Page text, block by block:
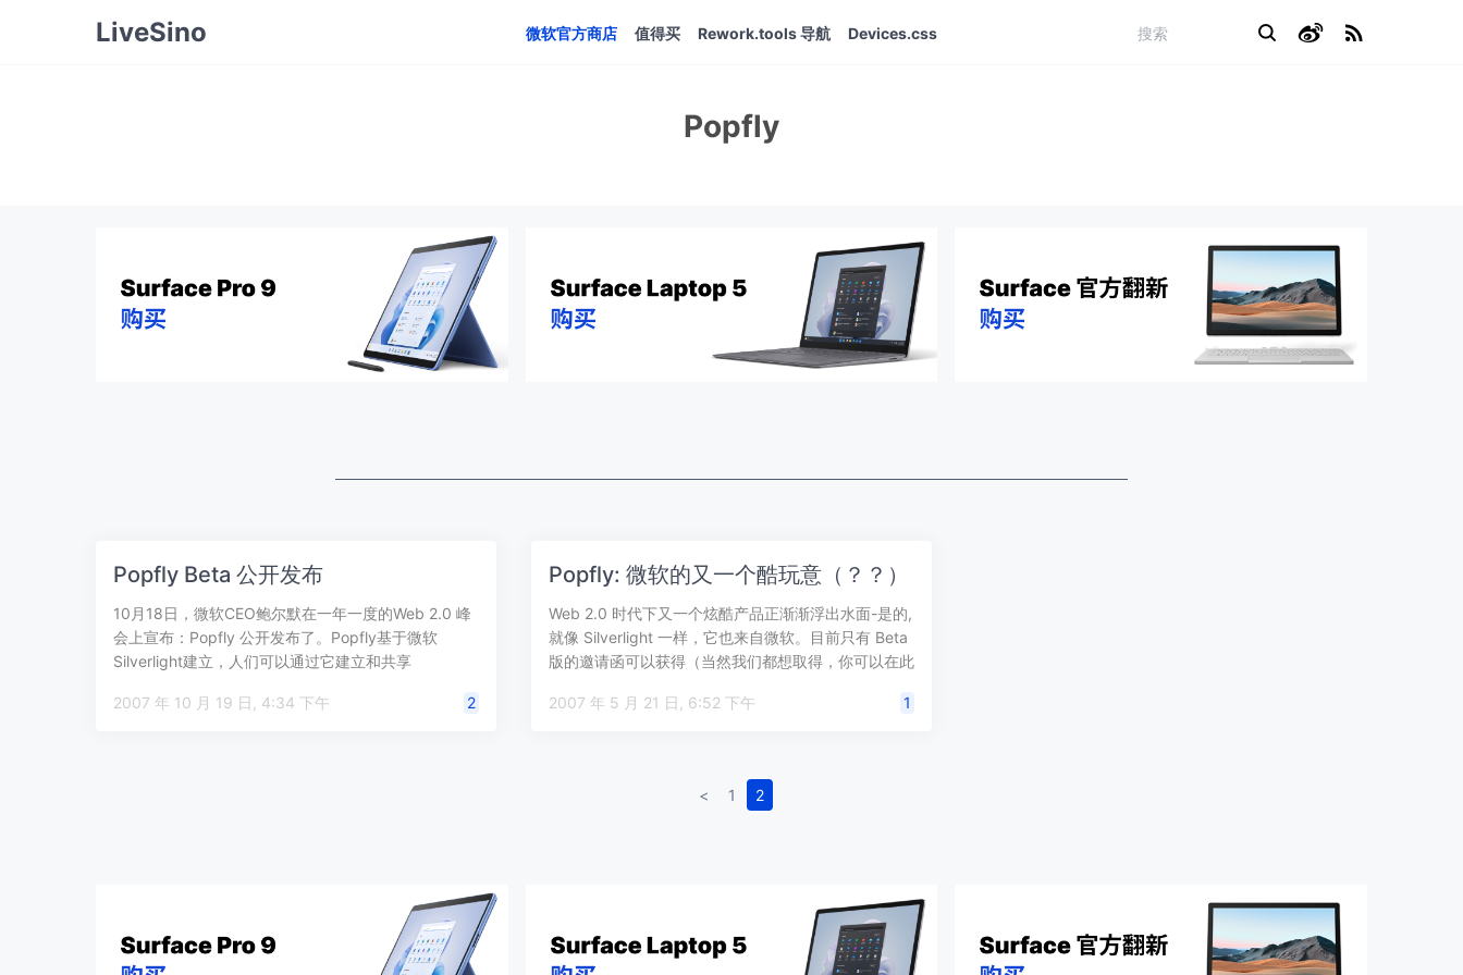
LiveSino 微软官方商店 值得买 Rework.tools 导航 Devices.css
Popfly
Popfly Beta 公开发布
10月18日，微软CEO鲍尔默在一年一度的Web 2.0 峰
会上宣布：Popfly 公开发布了。Popfly基于微软
Silverlight建立，人们可以通过它建立和共享
2007 年 10 月 19 日, 4:34 下午
2
Popfly: 微软的又一个酷玩意（？？）
Web 2.0 时代下又一个炫酷产品正渐渐浮出水面-是的,
就像 Silverlight 一样，它也来自微软。目前只有 Beta
版的邀请函可以获得（当然我们都想取得，你可以在此
2007 年 5 月 21 日, 6:52 下午
1
< 1 2